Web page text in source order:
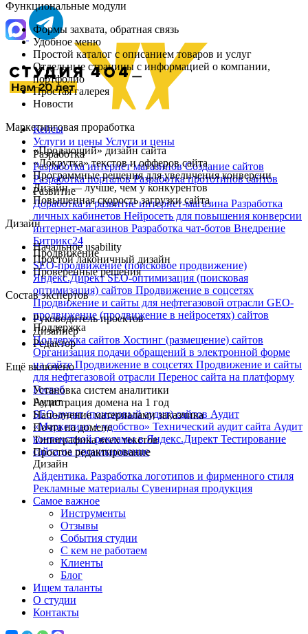
Кейсы
Услуги и цены Услуги и цены
Разработка
Разработка интернет магазиновСоздание сайтов
Разработка порталовРазработка прототипов сайтов
Развитие
Доработка и развитие интернет‑магазина Разработка
личных кабинетов Нейросеть для повышения конверсии
интернет-магазинов Разработка чат‑ботов Внедрение
Битрикс24
Продвижение
SEO-продвижение (поисковое продвижение)
Яндекс.ДиректSEO-оптимизация (поисковая
оптимизация) сайтов Продвижение в соцсетях
Продвижение и сайты для нефтегазовой отрасли GEO-
продвижение (продвижение в нейросетях) сайтов
Поддержка
Поддержка сайтов Хостинг (размещение) сайтов
Организация подачи обращений в электронной форме
на сайтеПродвижение в соцсетях Продвижение и сайты
для нефтегазовой отрасли Перенос сайта на платформу
Госвеб
Аудит
SEO-аудит (поисковый аудит) сайтов Аудит
«Маркетинг + удобство» Технический аудит сайта Аудит
контекстной рекламы в Яндекс.Директ Тестирование
сайта на проникновение
Дизайн
Айдентика. Разработка логотипов и фирменного стиля
Рекламные материалы Сувенирная продукция
Самое важное
Инструменты
Отзывы
События студии
С кем не работаем
Клиенты
Блог
Ищем таланты
О студии
Контакты
Функциональные модули
Формы захвата, обратная связь
Удобное меню
Простой каталог с описанием товаров и услуг
Отдельные страницы с информацией о компании,
портфолио
Простая галерея
Новости
Маркетинговая проработка
«Продающий» дизайн сайта
«Докрутка» текстов и офферов сайта
Программные решения для увеличения конверсии
Дизайн — лучше, чем у конкурентов
Повышенная скорость загрузки сайта
Дизайн
Начальное usability
Простой лаконичный дизайн
Проверенные решения
Состав экспертов
Руководитель проектов
Дизайнер
Редактор
Ещё включено
Установка систем аналитики
Регистрация домена на 1 год
Наполнение материалами заказчика
Почта на домене
Типографика всех текстов
Простое редактирование